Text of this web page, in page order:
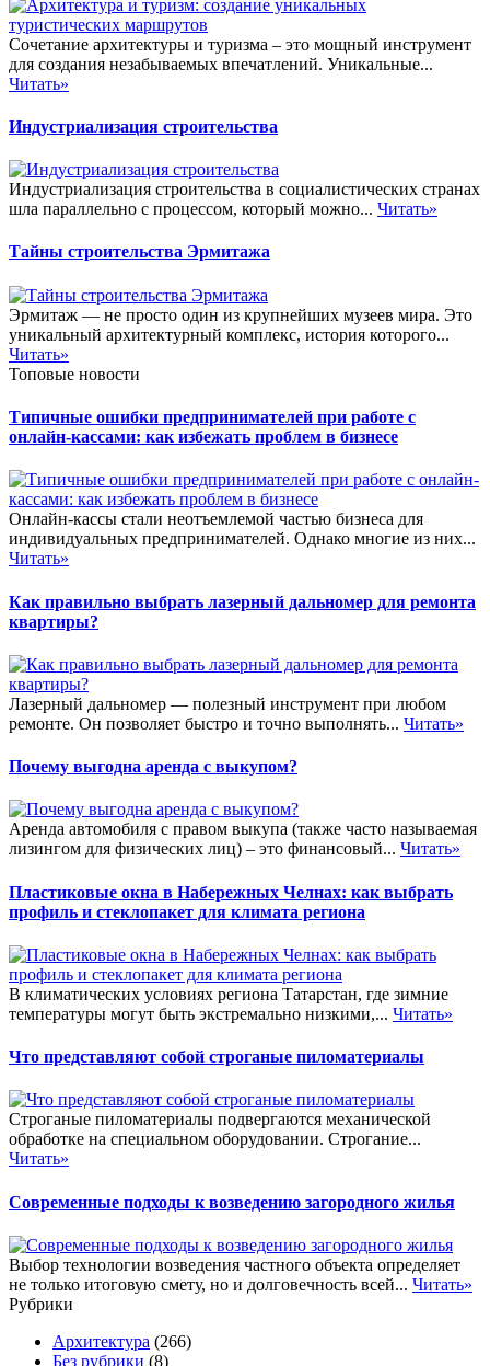
Сочетание архитектуры и туризма – это мощный инструмент
для создания незабываемых впечатлений. Уникальные...
Читать»
Индустриализация строительства
Индустриализация строительства в социалистических странах
шла параллельно с процессом, который можно... Читать»
Тайны строительства Эрмитажа
Эрмитаж — не просто один из крупнейших музеев мира. Это
уникальный архитектурный комплекс, история которого...
Читать»
Топовые новости
Типичные ошибки предпринимателей при работе с
онлайн-кассами: как избежать проблем в бизнесе
Онлайн-кассы стали неотъемлемой частью бизнеса для
индивидуальных предпринимателей. Однако многие из них...
Читать»
Как правильно выбрать лазерный дальномер для ремонта
квартиры?
Лазерный дальномер — полезный инструмент при любом
ремонте. Он позволяет быстро и точно выполнять... Читать»
Почему выгодна аренда с выкупом?
Аренда автомобиля с правом выкупа (также часто называемая
лизингом для физических лиц) – это финансовый... Читать»
Пластиковые окна в Набережных Челнах: как выбрать
профиль и стеклопакет для климата региона
В климатических условиях региона Татарстан, где зимние
температуры могут быть экстремально низкими,... Читать»
Что представляют собой строганые пиломатериалы
Строганые пиломатериалы подвергаются механической
обработке на специальном оборудовании. Строгание...
Читать»
Современные подходы к возведению загородного жилья
Выбор технологии возведения частного объекта определяет
не только итоговую смету, но и долговечность всей... Читать»
Рубрики
Архитектура (266)
Без рубрики (8)